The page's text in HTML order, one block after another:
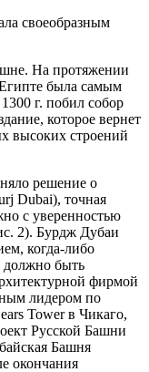
своеобразным
На протяжении
была самым
г. побил собор
которое вернет
высоких строений
решение о
Dubai), точная
с уверенностью
2). Бурдж Дубаи
когда-либо
должно быть
фирмой
лидером по
Tower в Чикаго,
Русской Башни
Башня
окончания